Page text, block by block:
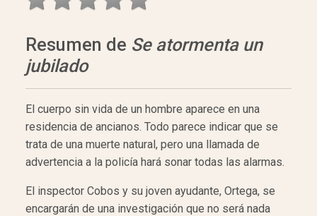
Resumen de Se atormenta un
jubilado
El cuerpo sin vida de un hombre aparece en una
residencia de ancianos. Todo parece indicar que se
trata de una muerte natural, pero una llamada de
advertencia a la policía hará sonar todas las alarmas.
El inspector Cobos y su joven ayudante, Ortega, se
encargarán de una investigación que no será nada